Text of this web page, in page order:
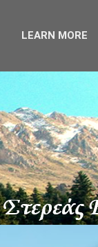
LEARN MORE